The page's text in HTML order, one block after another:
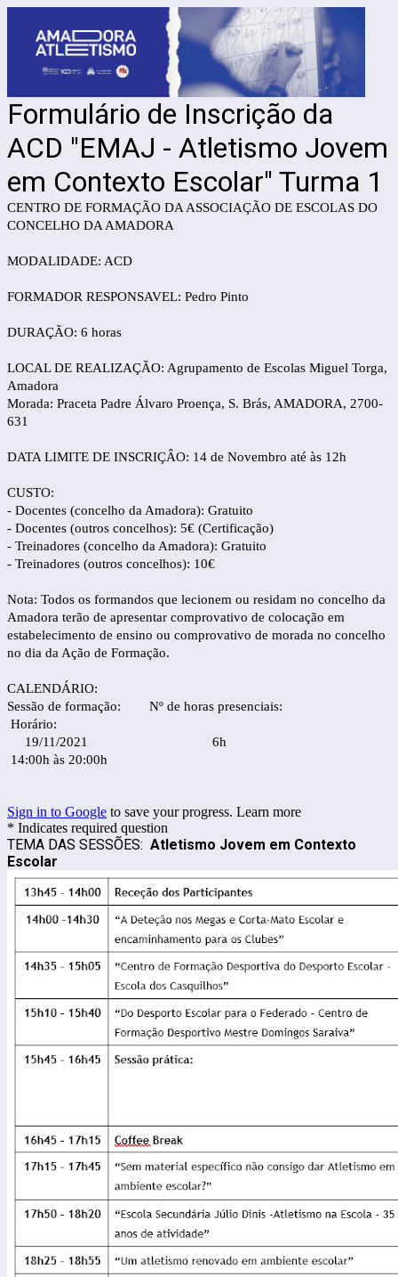
Formulário de Inscrição da
ACD "EMAJ - Atletismo Jovem
em Contexto Escolar" Turma 1
CENTRO DE FORMAÇÃO DA ASSOCIAÇÃO DE ESCOLAS DO
CONCELHO DA AMADORA
MODALIDADE: ACD
FORMADOR RESPONSAVEL: Pedro Pinto
DURAÇÃO: 6 horas
LOCAL DE REALIZAÇÃO: Agrupamento de Escolas Miguel Torga,
Amadora
Morada: Praceta Padre Álvaro Proença, S. Brás, AMADORA, 2700-
631
DATA LIMITE DE INSCRIÇÂO: 14 de Novembro até às 12h
CUSTO:
- Docentes (concelho da Amadora): Gratuito
- Docentes (outros concelhos): 5€ (Certificação)
- Treinadores (concelho da Amadora): Gratuito
- Treinadores (outros concelhos): 10€
Nota: Todos os formandos que lecionem ou residam no concelho da
Amadora terão de apresentar comprovativo de colocação em
estabelecimento de ensino ou comprovativo de morada no concelho
no dia da Ação de Formação.
CALENDÁRIO:
Sessão de formação: Nº de horas presenciais:
Horário:
19/11/2021 6h
14:00h às 20:00h
Sign in to Google to save your progress. Learn more
* Indicates required question
TEMA DAS SESSÕES: Atletismo Jovem em Contexto
Escolar